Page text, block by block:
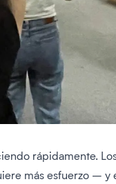
rápidamente.
más esfuerzo – y